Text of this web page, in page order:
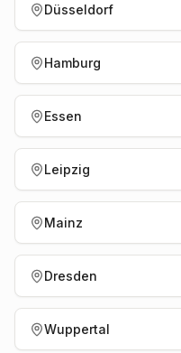
Düsseldorf
Hamburg
Essen
Leipzig
Mainz
Dresden
Wuppertal